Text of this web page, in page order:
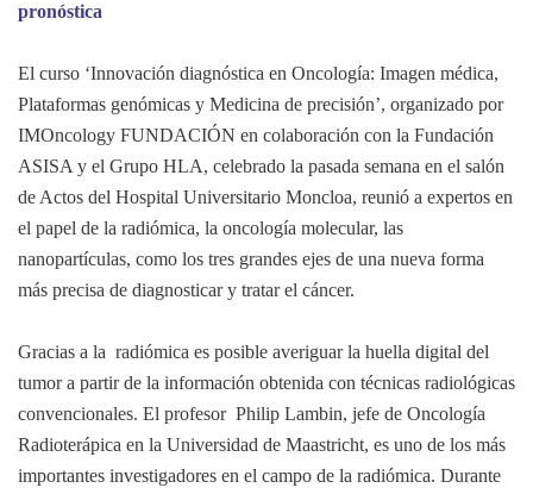
pronóstica
El curso ‘Innovación diagnóstica en Oncología: Imagen médica,
Plataformas genómicas y Medicina de precisión’, organizado por
IMOncology FUNDACIÓN en colaboración con la Fundación
ASISA y el Grupo HLA, celebrado la pasada semana en el salón
de Actos del Hospital Universitario Moncloa, reunió a expertos en
el papel de la radiómica, la oncología molecular, las
nanopartículas, como los tres grandes ejes de una nueva forma
más precisa de diagnosticar y tratar el cáncer.
Gracias a la radiómica es posible averiguar la huella digital del
tumor a partir de la información obtenida con técnicas radiológicas
convencionales. El profesor Philip Lambin, jefe de Oncología
Radioterápica en la Universidad de Maastricht, es uno de los más
importantes investigadores en el campo de la radiómica. Durante